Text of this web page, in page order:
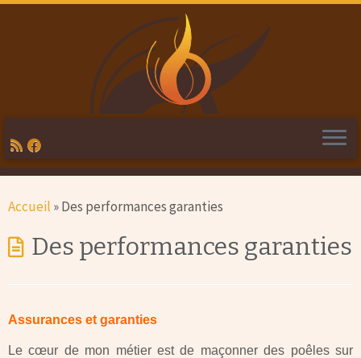
auAccueil »Des performances garanties
Des performances garanties
Assurances et garanties
Le cœur de mon métier est de maçonner des poêles sur